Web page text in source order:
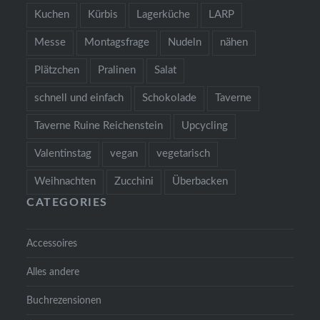
Kuchen Kürbis Lagerküche LARP
Messe Montagsfrage Nudeln nähen
Plätzchen Pralinen Salat
schnell und einfach Schokolade Taverne
Taverne Ruine Reichenstein Upcycling
Valentinstag vegan vegetarisch
Weihnachten Zucchini Überbacken
CATEGORIES
Accessoires
Alles andere
Buchrezensionen